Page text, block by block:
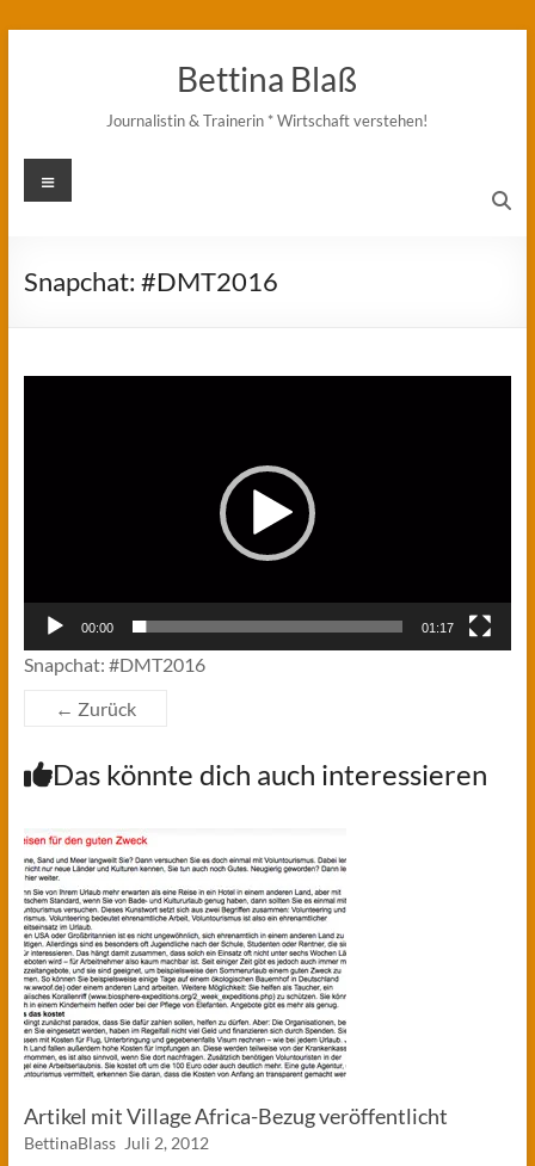
Bettina Blaß
Journalistin & Trainerin * Wirtschaft verstehen!
Menü
Snapchat: #DMT2016
00:00 01:17
Snapchat: #DMT2016
← Zurück
Das könnte dich auch interessieren
Artikel mit Village Africa-Bezug veröffentlicht
BettinaBlass Juli 2, 2012